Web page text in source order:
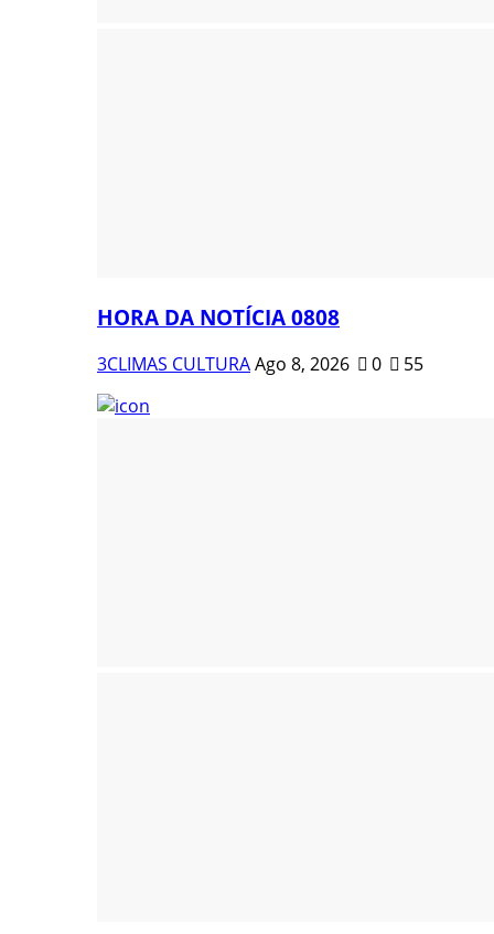
HORA DA NOTÍCIA 0808
3CLIMAS CULTURAAgo 8, 2026 0 55